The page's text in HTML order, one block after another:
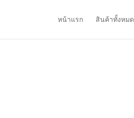
หน้าแรก สินค้าทั้งหมด